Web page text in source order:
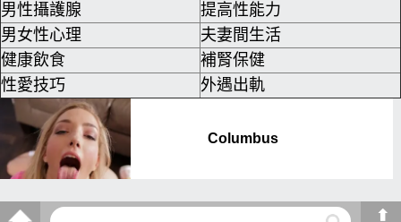
男性攝護腺
提高性能力
男女性心理
夫妻間生活
健康飲食
補腎保健
性愛技巧
外遇出軌